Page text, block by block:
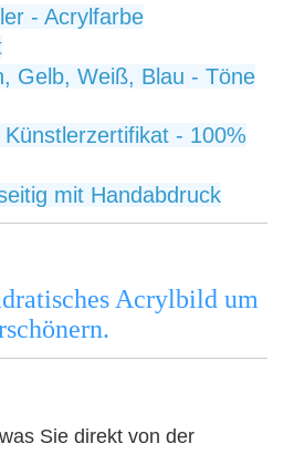
- Acrylfarbe
Gelb, Weiß, Blau - Töne
Künstlerzertifikat - 100%
mit Handabdruck
Acrylbild um
Sie direkt von der